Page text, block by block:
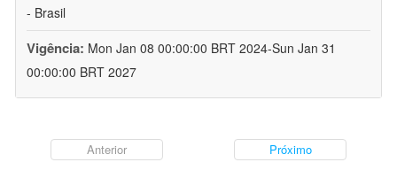
- Brasil
Vigência: Mon Jan 08 00:00:00 BRT 2024-Sun Jan 31
00:00:00 BRT 2027
Anterior Próximo